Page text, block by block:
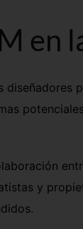
en
diseñadores
y